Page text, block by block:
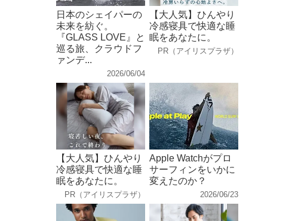
日本のシェイパーの
未来を紡ぐ。
『GLASS LOVE』と
巡る旅、クラウドフ
ァンデ...
2026/06/04
【大人気】ひんやり
冷感寝具で快適な睡
眠をあなたに。
PR（アイリスプラザ）
【大人気】ひんやり
冷感寝具で快適な睡
眠をあなたに。
PR（アイリスプラザ）
Apple Watchがプロ
サーフィンをいかに
変えたのか？
2026/06/23